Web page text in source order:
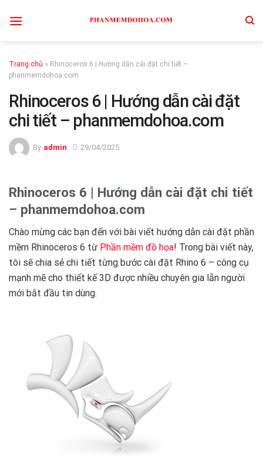
Trang chủ » Rhinoceros 6 | Hướng dẫn cài đặt chi tiết –
phanmemdohoa.com
Rhinoceros 6 | Hướng dẫn cài đặt
chi tiết – phanmemdohoa.com
By admin 29/04/2025
Rhinoceros 6 | Hướng dẫn cài đặt chi tiết
– phanmemdohoa.com
Chào mừng các bạn đến với bài viết hướng dẫn cài đặt phần
mềm Rhinoceros 6 từ Phần mềm đồ họa! Trong bài viết này,
tôi sẽ chia sẻ chi tiết từng bước cài đặt Rhino 6 – công cụ
mạnh mẽ cho thiết kế 3D được nhiều chuyên gia lẫn người
mới bắt đầu tin dùng.